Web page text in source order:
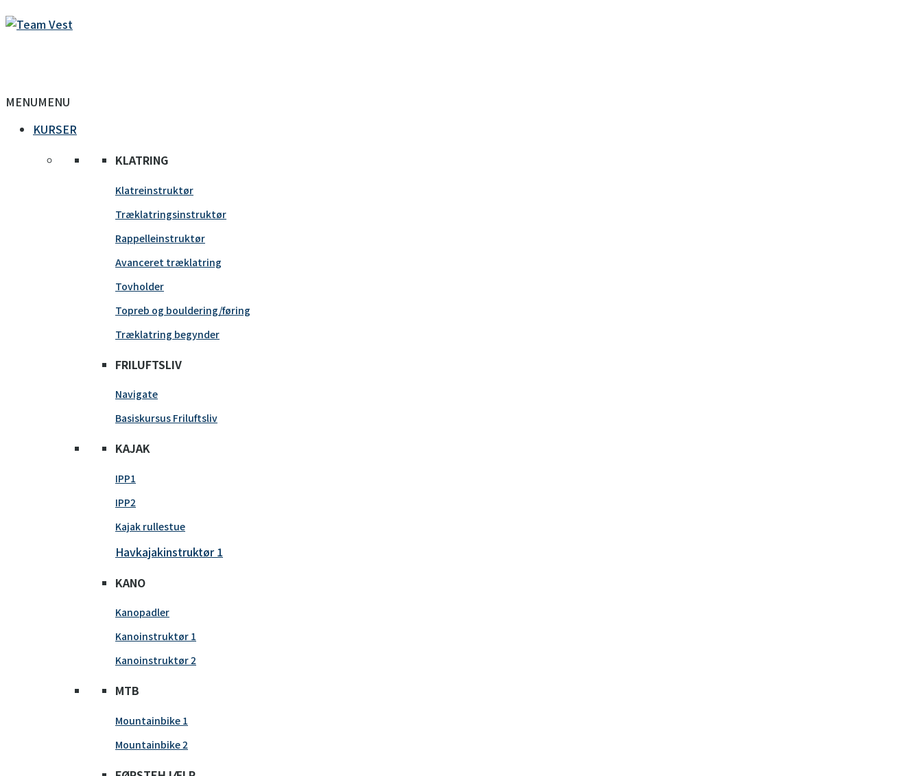
MENUMENU
KURSER
KLATRING
Klatreinstruktør
Træklatringsinstruktør
Rappelleinstruktør
Avanceret træklatring
Tovholder
Topreb og bouldering/føring
Træklatring begynder
FRILUFTSLIV
Navigate
Basiskursus Friluftsliv
KAJAK
IPP1
IPP2
Kajak rullestue
Havkajakinstruktør 1
KANO
Kanopadler
Kanoinstruktør 1
Kanoinstruktør 2
MTB
Mountainbike 1
Mountainbike 2